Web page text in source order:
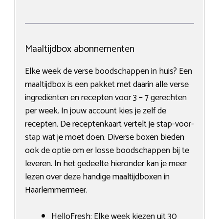
Maaltijdbox abonnementen
Elke week de verse boodschappen in huis? Een
maaltijdbox is een pakket met daarin alle verse
ingrediënten en recepten voor 3 – 7 gerechten
per week. In jouw account kies je zelf de
recepten. De receptenkaart vertelt je stap-voor-
stap wat je moet doen. Diverse boxen bieden
ook de optie om er losse boodschappen bij te
leveren. In het gedeelte hieronder kan je meer
lezen over deze handige maaltijdboxen in
Haarlemmermeer.